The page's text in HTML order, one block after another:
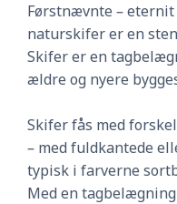
Førstnævnte –
naturskifer er en
Skifer er en
ældre og nyere
Skifer fås med
– med fuldkantede
typisk i farverne
Med en